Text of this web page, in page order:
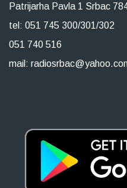
Patrijarha Pavla 1 Srbac
tel: 051 745 300/301/302
051 740 516
mail: